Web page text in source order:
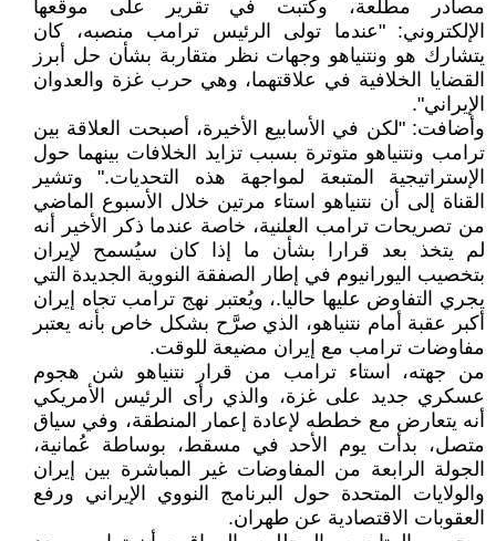
مصادر مطلعة، وكتبت في تقرير على موقعها
الإلكتروني: "عندما تولى الرئيس ترامب منصبه، كان
يتشارك هو ونتنياهو وجهات نظر متقاربة بشأن حل أبرز
القضايا الخلافية في علاقتهما، وهي حرب غزة والعدوان
الإيراني".
وأضافت: "لكن في الأسابيع الأخيرة، أصبحت العلاقة بين
ترامب ونتنياهو متوترة بسبب تزايد الخلافات بينهما حول
الإستراتيجية المتبعة لمواجهة هذه التحديات." وتشير
القناة إلى أن نتنياهو استاء مرتين خلال الأسبوع الماضي
من تصريحات ترامب العلنية، خاصة عندما ذكر الأخير أنه
لم يتخذ بعد قرارا بشأن ما إذا كان سيُسمح لإيران
بتخصيب اليورانيوم في إطار الصفقة النووية الجديدة التي
يجري التفاوض عليها حاليا.، ويُعتبر نهج ترامب تجاه إيران
أكبر عقبة أمام نتنياهو، الذي صرَّح بشكل خاص بأنه يعتبر
مفاوضات ترامب مع إيران مضيعة للوقت.
من جهته، استاء ترامب من قرار نتنياهو شن هجوم
عسكري جديد على غزة، والذي رأى الرئيس الأمريكي
أنه يتعارض مع خططه لإعادة إعمار المنطقة، وفي سياق
متصل، بدأت يوم الأحد في مسقط، بوساطة عُمانية،
الجولة الرابعة من المفاوضات غير المباشرة بين إيران
والولايات المتحدة حول البرنامج النووي الإيراني ورفع
العقوبات الاقتصادية عن طهران.